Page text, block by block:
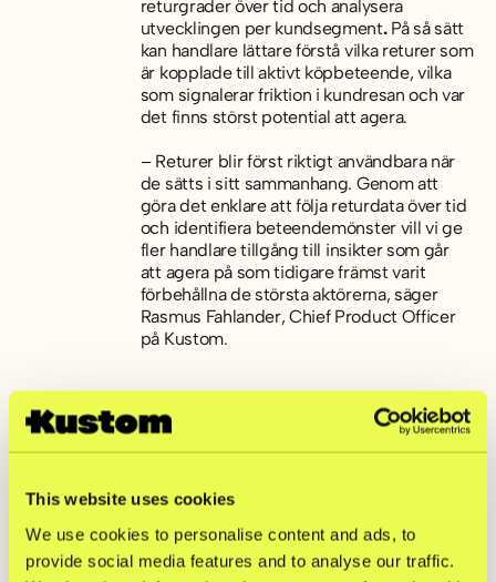
This website uses cookies
We use cookies to personalise content and ads, to
provide social media features and to analyse our traffic.
returgrader över tid och analysera
utvecklingen per kundsegment. På så sätt
kan handlare lättare förstå vilka returer som
är kopplade till aktivt köpbeteende, vilka
som signalerar friktion i kundresan och var
det finns störst potential att agera.
– Returer blir först riktigt användbara när
de sätts i sitt sammanhang. Genom att
göra det enklare att följa returdata över tid
och identifiera beteendemönster vill vi ge
fler handlare tillgång till insikter som går
att agera på som tidigare främst varit
förbehållna de största aktörerna, säger
Rasmus Fahlander, Chief Product Officer
på Kustom.
procent i Sverige, Norge och Finland,
jämfört med 5,9 procent för e-handeln
som helhet.
Mode har en lojalitetsparadox.
Återkommande modekunder returnerar